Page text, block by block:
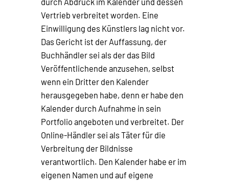
durch Abdruck im Kalender und dessen
Vertrieb verbreitet worden. Eine
Einwilligung des Künstlers lag nicht vor.
Das Gericht ist der Auffassung, der
Buchhändler sei als der das Bild
Veröffentlichende anzusehen, selbst
wenn ein Dritter den Kalender
herausgegeben habe, denn er habe den
Kalender durch Aufnahme in sein
Portfolio angeboten und verbreitet. Der
Online-Händler sei als Täter für die
Verbreitung der Bildnisse
verantwortlich. Den Kalender habe er im
eigenen Namen und auf eigene